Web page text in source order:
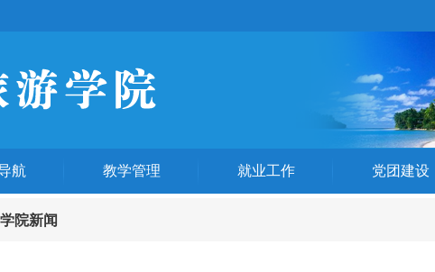
航 教学管理 就业工作 党团建设
学院新闻